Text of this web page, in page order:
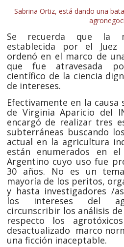
Sabrina Ortiz, está dando una
Se recuerda que la
establecida por el Juez
ordenó en el marco de
que fue atravesada
científico de la ciencia
de intereses.
Efectivamente en la
de Virginia Aparicio del
encargó de realizar tres
subterráneas buscando
actual en la agricultura
están enumerados en
Argentino cuyo uso fue
30 años. No es un
mayoría de los peritos,
y hasta investigadores /
los intereses del
circunscribir los análisis
respecto los
desactualizado marco
una ficción inaceptable.